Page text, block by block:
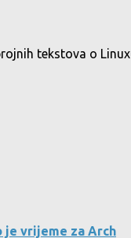
tekstova o
je vrijeme za Arch